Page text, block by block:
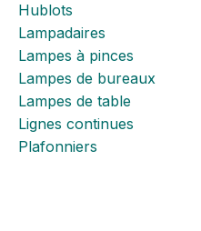
Hublots
Lampadaires
Lampes à pinces
Lampes de bureaux
Lampes de table
Lignes continues
Plafonniers